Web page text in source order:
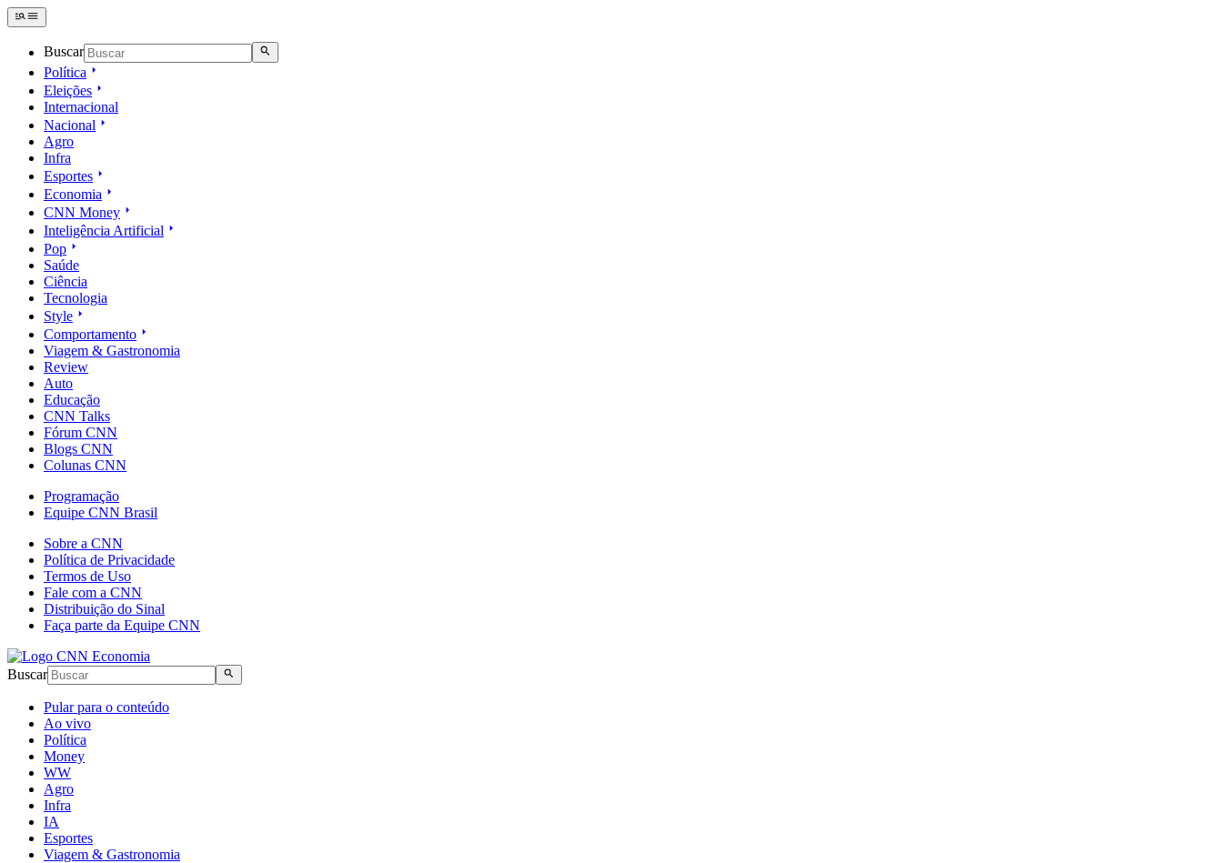
Buscar
Política
Eleições
Internacional
Nacional
Agro
Infra
Esportes
Economia
CNN Money
Inteligência Artificial
Pop
Saúde
Ciência
Tecnologia
Style
Comportamento
Viagem & Gastronomia
Review
Auto
Educação
CNN Talks
Fórum CNN
Blogs CNN
Colunas CNN
Programação
Equipe CNN Brasil
Sobre a CNN
Política de Privacidade
Termos de Uso
Fale com a CNN
Distribuição do Sinal
Faça parte da Equipe CNN
Buscar
Pular para o conteúdo
Ao vivo
Política
Money
WW
Agro
Infra
IA
Esportes
Viagem & Gastronomia